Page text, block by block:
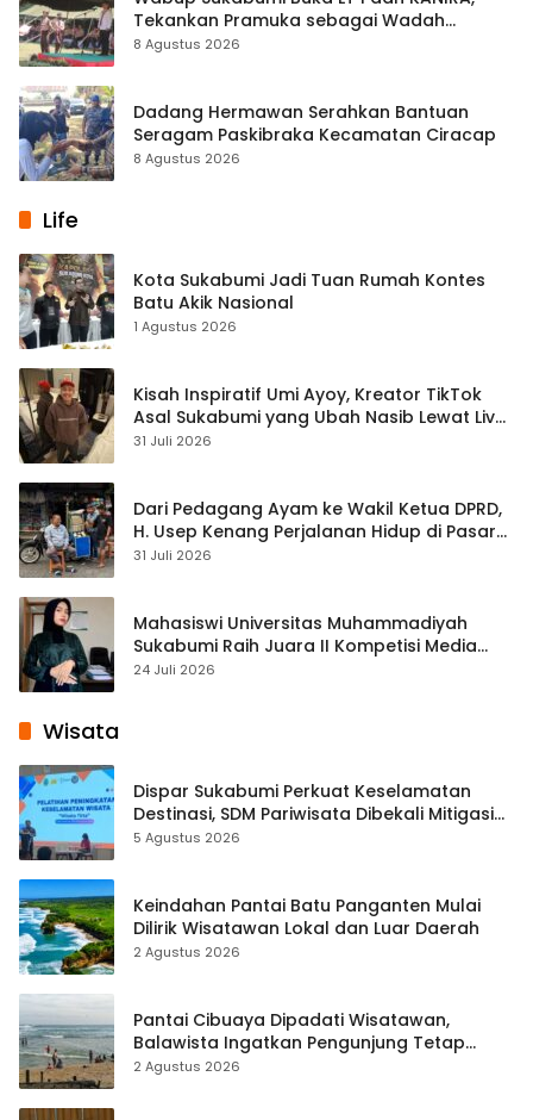
Tekankan Pramuka sebagai Wadah
Pembentukan Karakter
8 Agustus 2026
Dadang Hermawan Serahkan Bantuan
Seragam Paskibraka Kecamatan Ciracap
8 Agustus 2026
Life
Kota Sukabumi Jadi Tuan Rumah Kontes
Batu Akik Nasional
1 Agustus 2026
Kisah Inspiratif Umi Ayoy, Kreator TikTok
Asal Sukabumi yang Ubah Nasib Lewat Live
Streaming
31 Juli 2026
Dari Pedagang Ayam ke Wakil Ketua DPRD,
H. Usep Kenang Perjalanan Hidup di Pasar
Cisaat
31 Juli 2026
Mahasiswi Universitas Muhammadiyah
Sukabumi Raih Juara II Kompetisi Media
Pembelajaran Digital Tingkat Internasional
24 Juli 2026
Wisata
Dispar Sukabumi Perkuat Keselamatan
Destinasi, SDM Pariwisata Dibekali Mitigasi
hingga Teknik Evakuasi
5 Agustus 2026
Keindahan Pantai Batu Panganten Mulai
Dilirik Wisatawan Lokal dan Luar Daerah
2 Agustus 2026
Pantai Cibuaya Dipadati Wisatawan,
Balawista Ingatkan Pengunjung Tetap
Waspada
2 Agustus 2026